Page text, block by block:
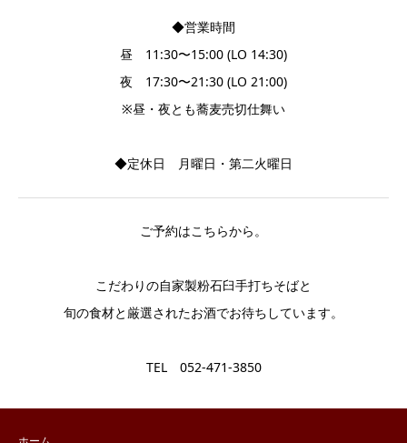
◆営業時間
昼 11:30〜15:00 (LO 14:30)
夜 17:30〜21:30 (LO 21:00)
※昼・夜とも蕎麦売切仕舞い
◆定休日 月曜日・第二火曜日
ご予約はこちらから。
こだわりの自家製粉石臼手打ちそばと
旬の食材と厳選されたお酒でお待ちしています。
TEL 052-471-3850